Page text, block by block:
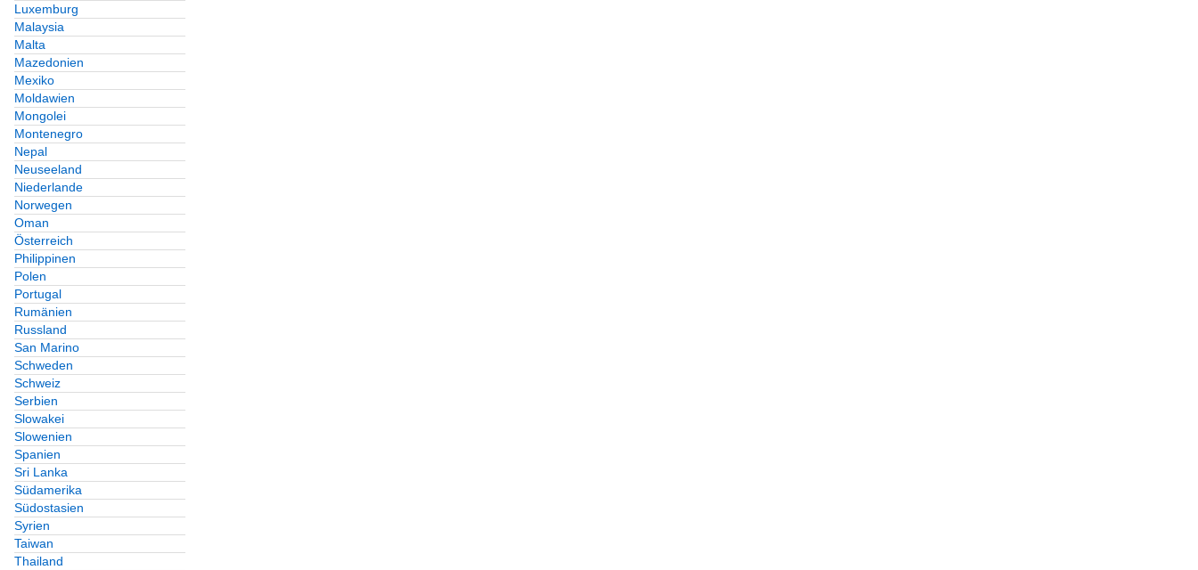
Luxemburg
Malaysia
Malta
Mazedonien
Mexiko
Moldawien
Mongolei
Montenegro
Nepal
Neuseeland
Niederlande
Norwegen
Oman
Österreich
Philippinen
Polen
Portugal
Rumänien
Russland
San Marino
Schweden
Schweiz
Serbien
Slowakei
Slowenien
Spanien
Sri Lanka
Südamerika
Südostasien
Syrien
Taiwan
Thailand